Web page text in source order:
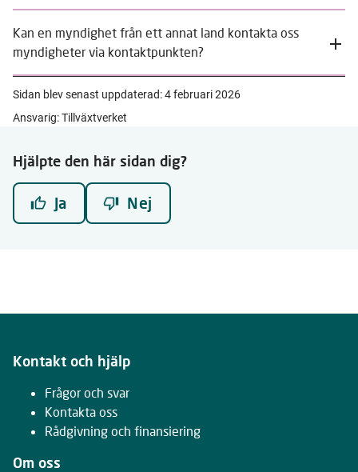
Kan en myndighet från ett annat land kontakta oss
myndigheter via kontaktpunkten?
Sidan blev senast uppdaterad:4 februari 2026
Ansvarig: Tillväxtverket
Hjälpte den här sidan dig?
Ja Nej
Kontakt och hjälp
Frågor och svar
Kontakta oss
Rådgivning och finansiering
Om oss